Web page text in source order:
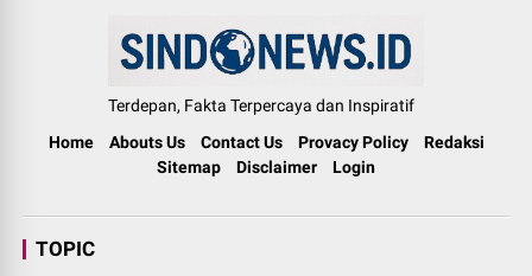
Terdepan, Fakta Terpercaya dan Inspiratif
Home
Abouts Us Contact Us Provacy Policy
Redaksi
Sitemap
Disclaimer Login
TOPIC